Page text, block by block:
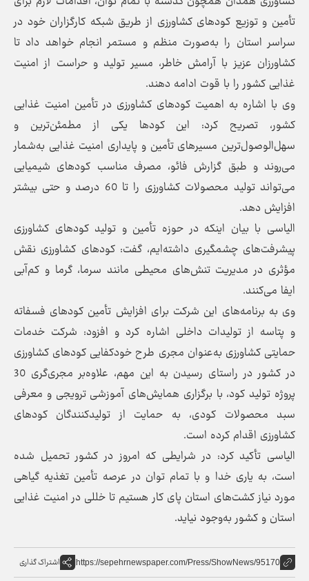
تأمین و توزیع کودهای کشاورزی از طریق شبکه کارگزاران خود در
سراسر استان را به‌‌صورت منظم و مستمر انجام خواهد داد تا
کشاورزان عزیز با آرامش خاطر، مسیر تولید و حراست از امنیت
غذایی کشور را با قوت ادامه دهند.
وی با اشاره به اهمیت کودهای کشاورزی در تأمین امنیت غذایی
کشور، تصریح کرد: این کودها یکی از مطمئن‌ترین و
سهل‌الوصول‌ترین مسیرهای تأمین و پایداری امنیت غذایی به‌شمار
می‌روند و طبق گزارش فائو، مصرف مناسب کودهای شیمیایی
می‌تواند تولید محصولات کشاورزی را تا 60 درصد و حتی بیشتر
افزایش دهد.
الیاسی با بیان اینکه در حوزه تأمین و تولید کودهای کشاورزی
پیشرفت‌های چشمگیری داشته‌ایم، گفت: کودهای کشاورزی نقش
مؤثری در مدیریت تنش‌های محیطی مانند سرما، گرما و کم‌آبی
ایفا می‌کنند.
وی به برنامه‌های این شرکت برای افزایش تأمین کودهای فسفاته
و پتاسه از تولیدات داخلی اشاره کرد و افزود: شرکت خدمات
حمایتی کشاورزی به‌عنوان مجری طرح خودکفایی کودهای کشاورزی
در کشور در راستای رسیدن به این مهم، علاوه‌بر مجری‌گری 30
پروژه تولید کود، با برگزاری همایش‌های آموزشی ترویجی و معرفی
سبد محصولات کودی، به حمایت از تولیدکنندگان کودهای
کشاورزی اقدام کرده است.
الیاسی تأکید کرد: در شرایطی که امروز در کشور تحمیل شده
است، به یاری خدا و با تمام توان در عرصه تأمین تغذیه گیاهی
مورد نیاز کشت‌های استان پای کار هستیم تا خللی در امنیت غذایی
استان و کشور به‌وجود نیاید.
https://sepehrnewspaper.com/Press/ShowNews/95170 اشتراک گذاری